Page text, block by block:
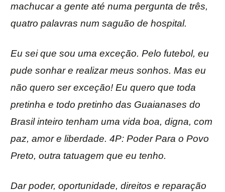
machucar a gente até numa pergunta de três,
quatro palavras num saguão de hospital.
Eu sei que sou uma exceção. Pelo futebol, eu
pude sonhar e realizar meus sonhos. Mas eu
não quero ser exceção! Eu quero que toda
pretinha e todo pretinho das Guaianases do
Brasil inteiro tenham uma vida boa, digna, com
paz, amor e liberdade. 4P: Poder Para o Povo
Preto, outra tatuagem que eu tenho.
Dar poder, oportunidade, direitos e reparação